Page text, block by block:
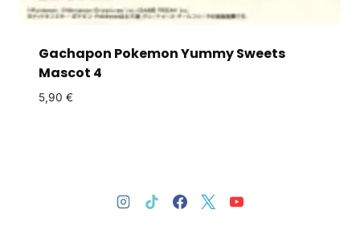
Gachapon Pokemon Yummy Sweets
Mascot 4
5,90 €